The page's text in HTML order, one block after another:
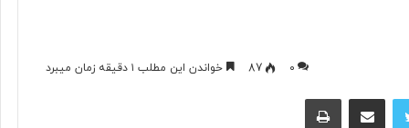
۰ 87 خواندن این مطلب ۱ دقیقه زمان میبرد
توییتر اشتراک گذاری از طریق ایمیل چاپ
آیا